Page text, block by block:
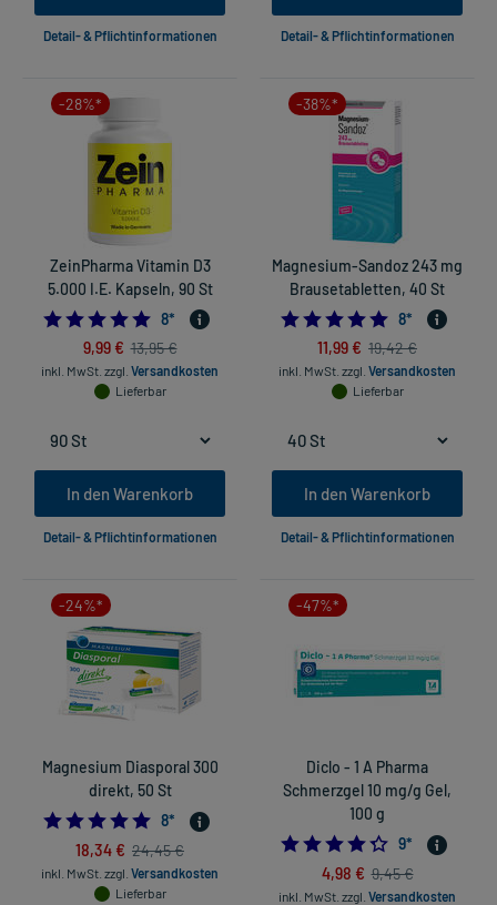
Detail- & Pflichtinformationen Detail- & Pflichtinformationen
-28%*
ZeinPharma Vitamin D3
5.000 I.E. Kapseln, 90 St
5.0
8*
9,99 € 13,95 €
inkl. MwSt. zzgl. Versandkosten
Lieferbar
In den Warenkorb
Detail- & Pflichtinformationen
-38%*
Magnesium-Sandoz 243 mg
Brausetabletten, 40 St
4.875
8*
11,99 € 19,42 €
inkl. MwSt. zzgl. Versandkosten
Lieferbar
In den Warenkorb
Detail- & Pflichtinformationen
-24%*
Magnesium Diasporal 300
direkt, 50 St
4.875
8*
18,34 € 24,45 €
inkl. MwSt. zzgl. Versandkosten
Lieferbar
-47%*
Diclo - 1 A Pharma
Schmerzgel 10 mg/g Gel,
100 g
9*
4,98 € 9,45 €
inkl. MwSt. zzgl. Versandkosten